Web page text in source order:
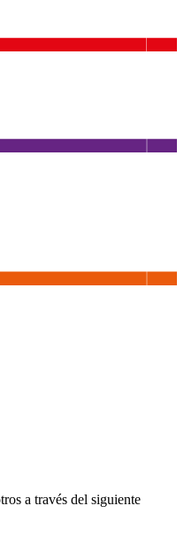
a través del siguiente